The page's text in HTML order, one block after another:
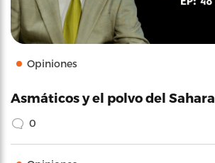
Opiniones
Asmáticos y el polvo del Sahara
0